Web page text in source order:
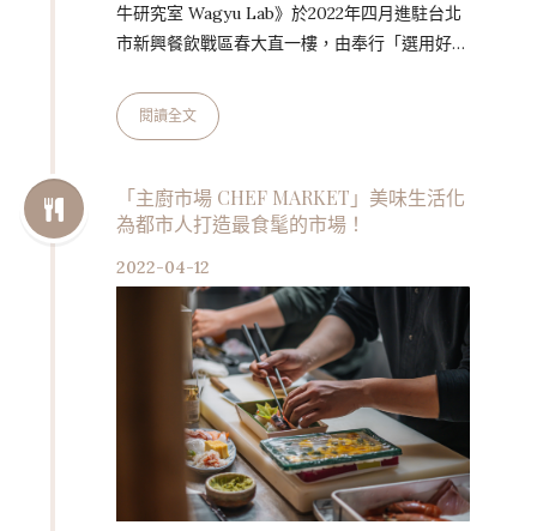
牛研究室 Wagyu Lab》於2022年四月進駐台北
市新興餐飲戰區春大直一樓，由奉行「選用好食
林行創立，《和牛研究室 Wagyu Lab》全區分
為小超市、酒吧、肉舖分切室三區域，以推廣和
包販售，以及由廚房團隊研究延伸的美味和⽜料
理。 苗林行負責人林瓊書表示：「我們秉持研
可能性以現做佳餚與料理包與消費者分享，期待
透過實作結果和完整…
閱讀全文
「主廚市場 CHEF MARKET」美味生活化
為都市人打造最食髦的市場！
2022-04-12